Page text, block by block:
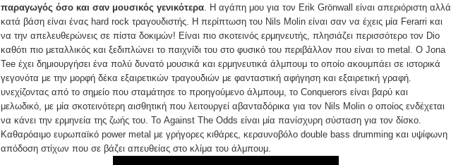
παραγωγός όσο και σαν μουσικός γενικότερα. Η αγάπη μου για τον Erik Grönwall είναι απεριόριστη αλλά
κατά βάση είναι ένας hard rock τραγουδιστής. Η περίπτωση του Nils Molin είναι σαν να έχεις μία Ferarri και
να την απελευθερώνεις σε πίστα δοκιμών! Είναι πιο σκοτεινός ερμηνευτής, πλησιάζει περισσότερο τον Dio
καθότι πιο μεταλλικός και ξεδιπλώνει το παιχνίδι του στο φυσικό του περιβάλλον που είναι το metal. Ο Jona
Tee έχει δημιουργήσει ένα πολύ δυνατό μουσικά και ερμηνευτικά άλμπουμ το οποίο ακουμπάει σε ιστορικά
γεγονότα με την μορφή δέκα εξαιρετικών τραγουδιών με φανταστική αφήγηση και εξαιρετική γραφή.
υνεχίζοντας από το σημείο που σταμάτησε το προηγούμενο άλμπουμ, το Conquerors είναι βαρύ και
μελωδικό, με μία σκοτεινότερη αισθητική που λειτουργεί αβανταδόρικα για τον Nils Molin ο οποίος ενδέχεται
να κάνει την ερμηνεία της ζωής του. Το Against The Odds είναι μία πανίσχυρη σύσταση για τον δίσκο.
Καθαρόαιμο ευρωπαϊκό power metal με γρήγορες κιθάρες, κεραυνοβόλο double bass drumming και υψίφωνη
απόδοση στίχων που σε βάζει απευθείας στο κλίμα του άλμπουμ.